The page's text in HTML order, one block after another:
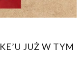
JUŻ W TYM